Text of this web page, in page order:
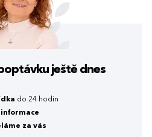
ještě dnes
do 24 hodin
za vás